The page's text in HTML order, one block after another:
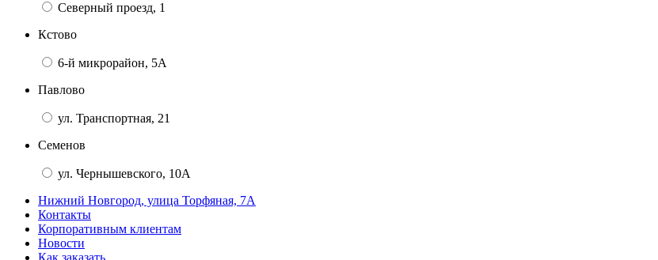
Северный проезд, 1
Кстово
6-й микрорайон, 5А
Павлово
ул. Транспортная, 21
Семенов
ул. Чернышевского, 10А
Нижний Новгород, улица Торфяная, 7А
Контакты
Корпоративным клиентам
Новости
Как заказать